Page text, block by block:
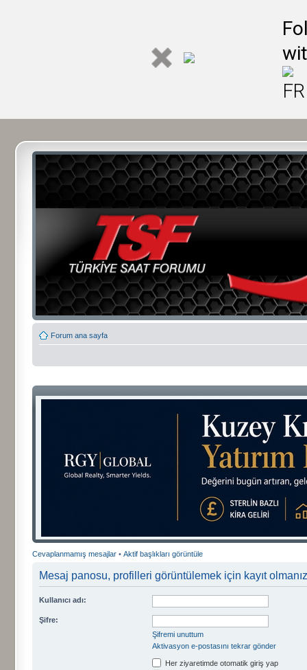
Forum ana sayfa
Cevaplanmamış mesajlar • Aktif başlıkları görüntüle
Mesaj panosu, profilleri görüntülemek için kayıt
Kullanıcı adı:
Şifre:
Şifremi unuttum
Aktivasyon e-postasını tekrar gönder
Her ziyaretimde otomatik giriş yap